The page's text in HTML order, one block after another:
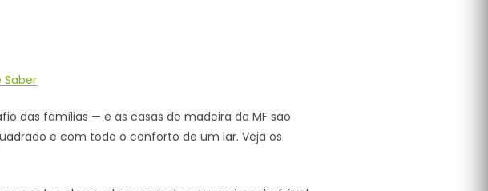
Saber
das famílias — e as casas de madeira da MF são
e com todo o conforto de um lar. Veja os